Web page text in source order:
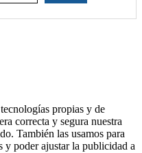
propias y de
correcta y segura nuestra
También las usamos para
y poder ajustar la publicidad a